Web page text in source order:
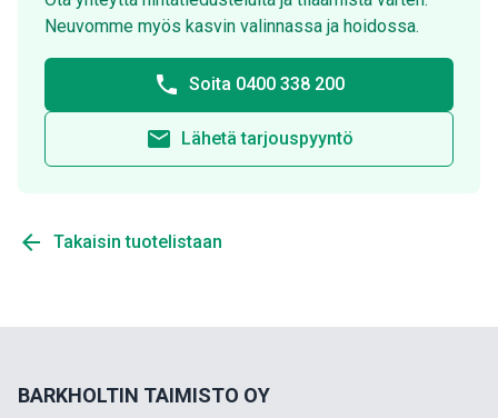
Neuvomme myös kasvin valinnassa ja hoidossa.
phone Soita 0400 338 200
email Lähetä tarjouspyyntö
arrow_back Takaisin tuotelistaan
BARKHOLTIN TAIMISTO OY